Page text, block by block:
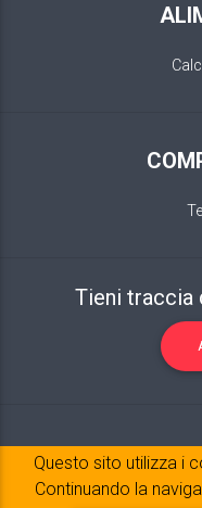
Tieni traccia
Questo sito utilizza i
Continuando la